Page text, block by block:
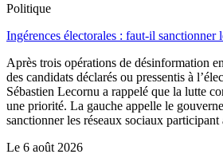
Politique
Ingérences électorales : faut-il sanctionner
Après trois opérations de désinformation
des candidats déclarés ou pressentis à
Sébastien Lecornu a rappelé que la lutte
une priorité. La gauche appelle le
sanctionner les réseaux sociaux
Le 6 août 2026